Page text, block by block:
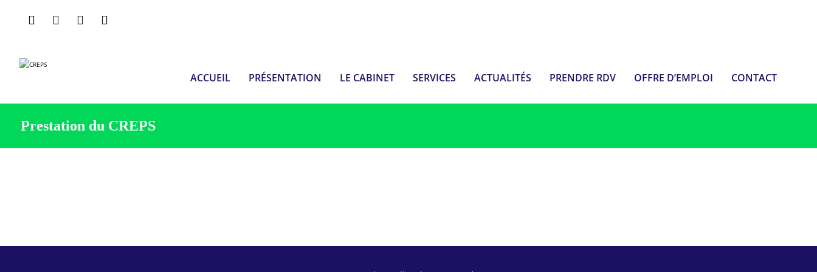
ACCUEIL PRÉSENTATION LE CABINET SERVICES ACTUALITÉS PRENDRE RDV OFFRE D’EMPLOI CONTACT
Prestation du CREPS